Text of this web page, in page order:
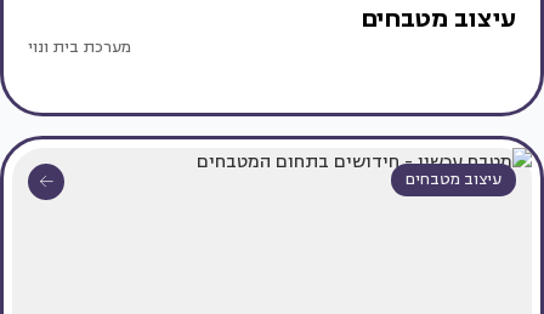
עיצוב מטבחים
מערכת בית ונוי
עיצוב מטבחים